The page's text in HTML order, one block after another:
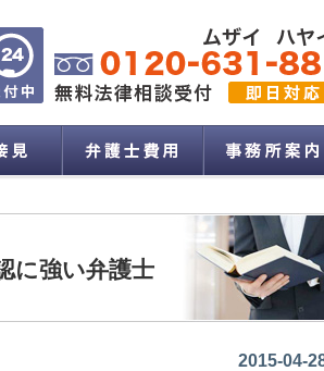
に強い弁護士
2015-04-